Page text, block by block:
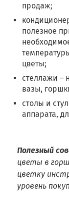
продаж;
полезное
цветы;
стеллажи –
вазы,
столы и
аппарата,
Полезный
цветы в
цветку
уровень